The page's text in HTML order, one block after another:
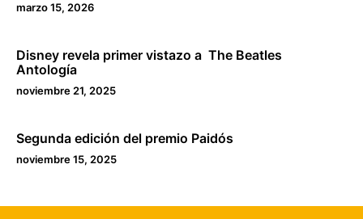
marzo 15, 2026
Disney revela primer vistazo a The Beatles
Antología
noviembre 21, 2025
Segunda edición del premio Paidós
noviembre 15, 2025